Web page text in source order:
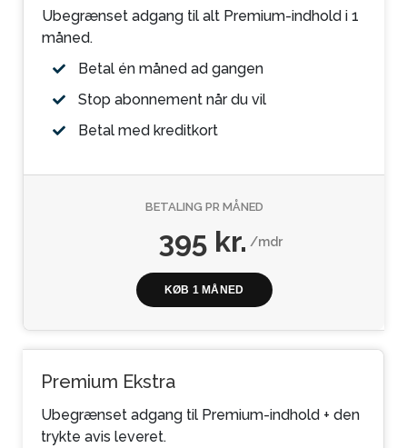
Ubegrænset adgang til alt Premium-indhold i 1
måned.
Betal én måned ad gangen
Stop abonnement når du vil
Betal med kreditkort
BETALING PR MÅNED
395 kr./mdr
KØB 1 MÅNED
Premium Ekstra
Ubegrænset adgang til Premium-indhold + den
trykte avis leveret.